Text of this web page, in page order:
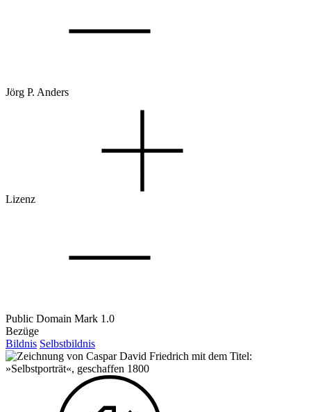
Jörg P. Anders
Lizenz
Public Domain Mark 1.0
Bezüge
Bildnis Selbstbildnis